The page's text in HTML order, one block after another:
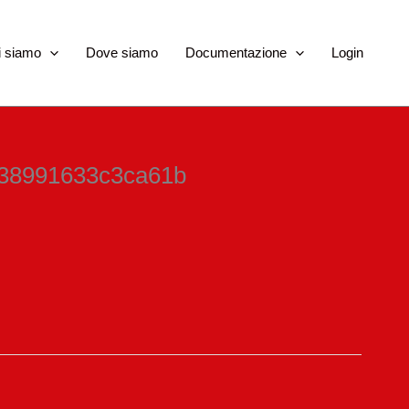
siamo Dove siamo Documentazione Login